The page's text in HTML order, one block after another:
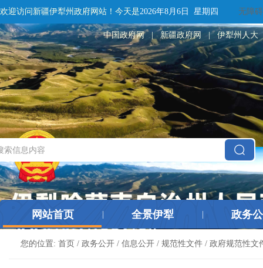
欢迎访问新疆伊犁州政府网站！ 今天是2026年8月6日 星期四 无障碍
中国政府网 | 新疆政府网 | 伊犁州人大
网站首页 全景伊犁 政务
您的位置: 首页 / 政务公开 / 信息公开 / 规范性文件 / 政府规范性文